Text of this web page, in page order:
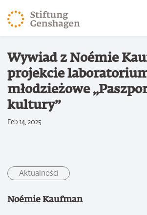
PRZJDŹ DO TREŚCI GŁÓWNEJ
PRZEJDŹ DO WYSZUKIWARKI
Jesteś tutaj
Strona główna
Wywiad z Noémie
projekcie
młodzieżowe
kultury”
Feb 14, 2025
Aktualności
Noémie Kaufman